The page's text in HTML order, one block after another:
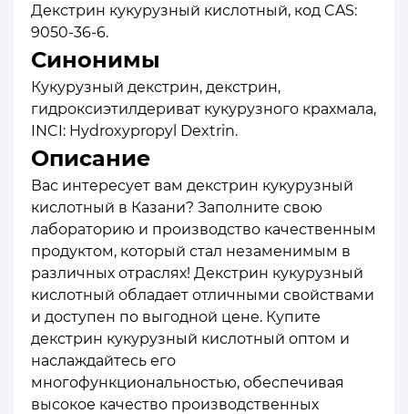
Декстрин кукурузный кислотный, код CAS:
9050-36-6.
Синонимы
Кукурузный декстрин, декстрин,
гидроксиэтилдериват кукурузного крахмала,
INCI: Hydroxypropyl Dextrin.
Описание
Вас интересует вам декстрин кукурузный
кислотный в Казани? Заполните свою
лабораторию и производство качественным
продуктом, который стал незаменимым в
различных отраслях! Декстрин кукурузный
кислотный обладает отличными свойствами
и доступен по выгодной цене. Купите
декстрин кукурузный кислотный оптом и
наслаждайтесь его
многофункциональностью, обеспечивая
высокое качество производственных